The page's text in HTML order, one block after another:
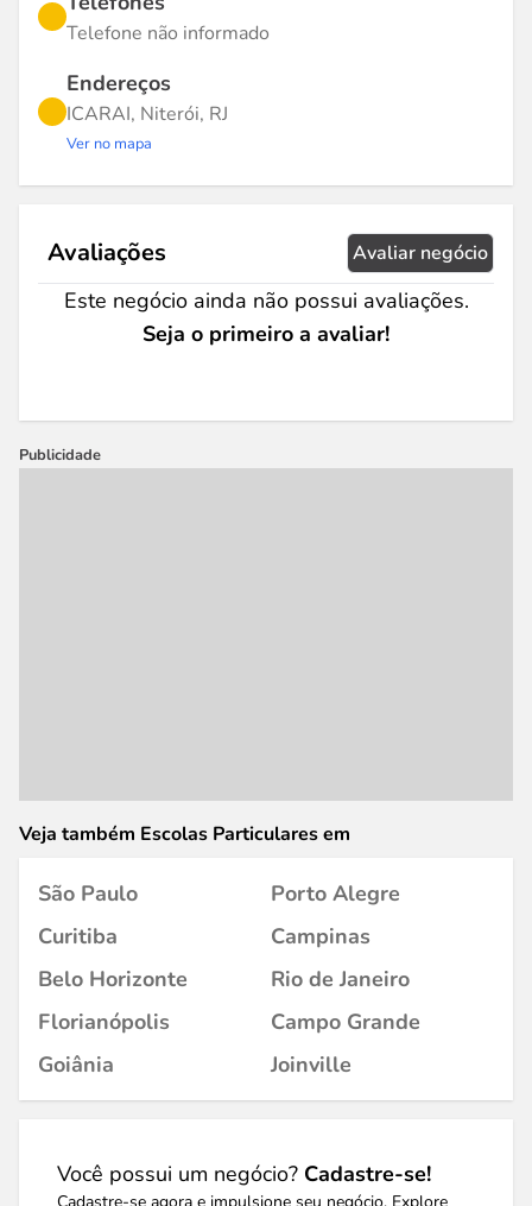
Telefone não informado
Endereços
ICARAI, Niterói, RJ
Ver no mapa
Avaliações Avaliar negócio
Este negócio ainda não possui avaliações.
Seja o primeiro a avaliar!
Publicidade
Veja também Escolas Particulares em
São Paulo
Porto Alegre
Curitiba
Campinas
Belo Horizonte
Rio de Janeiro
Florianópolis
Campo Grande
Goiânia
Joinville
Você possui um negócio? Cadastre-se!